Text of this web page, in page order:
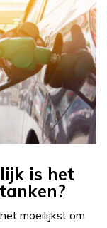
is het
moeilijkst om